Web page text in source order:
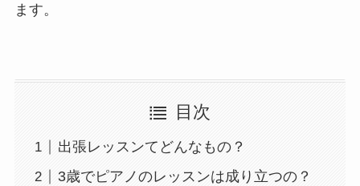
ます。
目次
出張レッスンてどんなもの？
3歳でピアノのレッスンは成り立つの？